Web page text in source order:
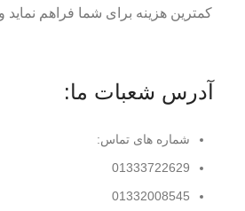
کمترین هزینه برای شما فراهم نماید
آدرس شعبات ما:
شماره های تماس:
01333722629
01332008545